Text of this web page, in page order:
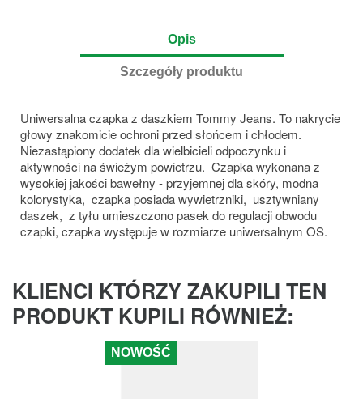
Opis
Szczegóły produktu
Uniwersalna czapka z daszkiem Tommy Jeans. To nakrycie
głowy znakomicie ochroni przed słońcem i chłodem.
Niezastąpiony dodatek dla wielbicieli odpoczynku i
aktywności na świeżym powietrzu. Czapka wykonana z
wysokiej jakości bawełny - przyjemnej dla skóry, modna
kolorystyka, czapka posiada wywietrzniki, usztywniany
daszek, z tyłu umieszczono pasek do regulacji obwodu
czapki, czapka występuje w rozmiarze uniwersalnym OS.
KLIENCI KTÓRZY ZAKUPILI TEN
PRODUKT KUPILI RÓWNIEŻ:
NOWOŚĆ